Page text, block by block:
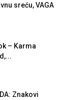
sreću, VAGA
– Karma
Znakovi